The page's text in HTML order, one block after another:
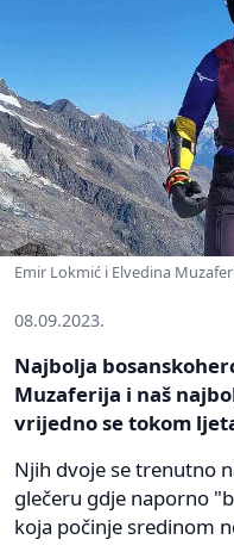
Emir Lokmić i Elvedina
08.09.2023.
Najbolja
Muzaferija i naš
vrijedno se tokom
Njih dvoje se trenutno
glečeru gdje naporno
koja počinje sredinom